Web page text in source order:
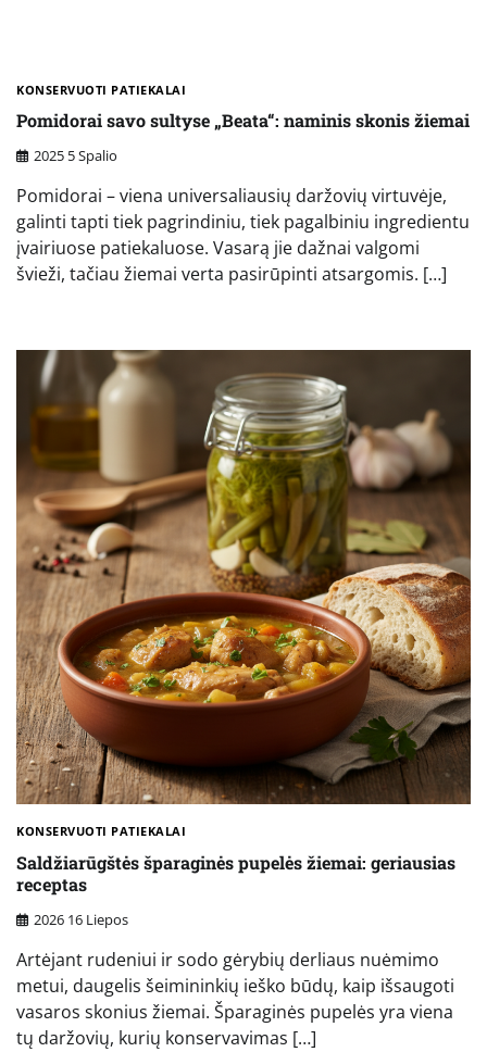
KONSERVUOTI PATIEKALAI
Pomidorai savo sultyse „Beata“: naminis skonis žiemai
2025 5 Spalio
Pomidorai – viena universaliausių daržovių virtuvėje,
galinti tapti tiek pagrindiniu, tiek pagalbiniu ingredientu
įvairiuose patiekaluose. Vasarą jie dažnai valgomi
švieži, tačiau žiemai verta pasirūpinti atsargomis. […]
KONSERVUOTI PATIEKALAI
Saldžiarūgštės šparaginės pupelės žiemai: geriausias
receptas
2026 16 Liepos
Artėjant rudeniui ir sodo gėrybių derliaus nuėmimo
metui, daugelis šeimininkių ieško būdų, kaip išsaugoti
vasaros skonius žiemai. Šparaginės pupelės yra viena
tų daržovių, kurių konservavimas […]